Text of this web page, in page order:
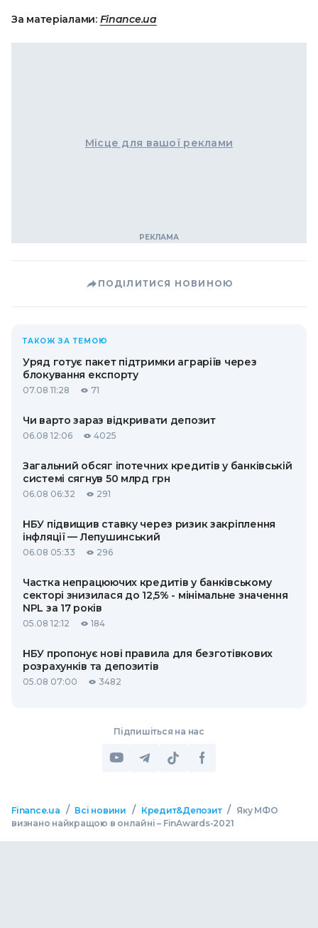
За матеріалами: Finance.ua
Місце для вашої реклами
ПОДІЛИТИСЯ НОВИНОЮ
ТАКОЖ ЗА ТЕМОЮ
Уряд готує пакет підтримки аграріїв через
блокування експорту
07.08 11:28 71
Чи варто зараз відкривати депозит
06.08 12:06 4025
Загальний обсяг іпотечних кредитів у банківській
системі сягнув 50 млрд грн
06.08 06:32 291
НБУ підвищив ставку через ризик закріплення
інфляції — Лепушинський
06.08 05:33 296
Частка непрацюючих кредитів у банківському
секторі знизилася до 12,5% - мінімальне значення
NPL за 17 років
05.08 12:12 184
НБУ пропонує нові правила для безготівкових
розрахунків та депозитів
05.08 07:00 3482
Підпишіться на нас
Finance.ua / Всі новини / Кредит&Депозит / Яку МФО
визнано найкращою в онлайні – FinAwards-2021